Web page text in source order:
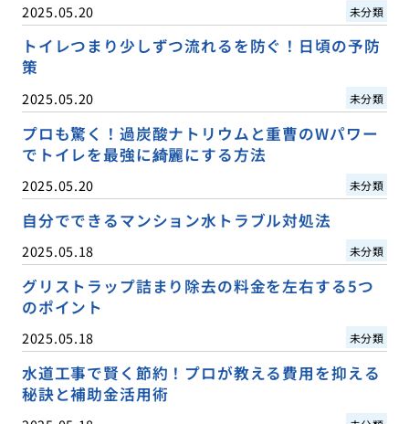
2025.05.20 未分類
トイレつまり少しずつ流れるを防ぐ！日頃の予防
策
2025.05.20 未分類
プロも驚く！過炭酸ナトリウムと重曹のWパワー
でトイレを最強に綺麗にする方法
2025.05.20 未分類
自分でできるマンション水トラブル対処法
2025.05.18 未分類
グリストラップ詰まり除去の料金を左右する5つ
のポイント
2025.05.18 未分類
水道工事で賢く節約！プロが教える費用を抑える
秘訣と補助金活用術